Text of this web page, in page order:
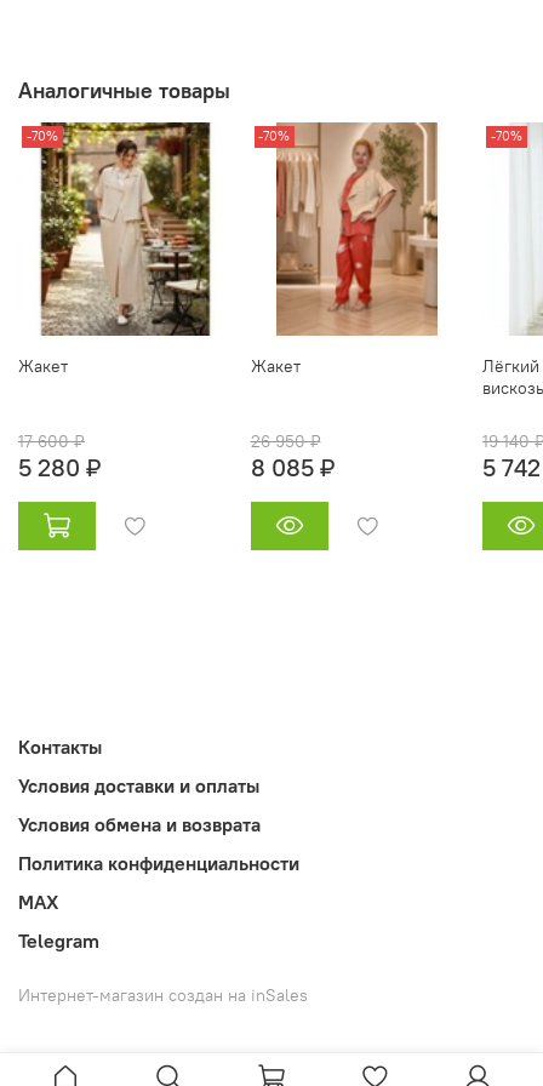
Аналогичные товары
-70%
Жакет
17 600 ₽
5 280 ₽
-70%
Жакет
26 950 ₽
8 085 ₽
-70%
Лёгкий
19 140
5
Контакты
Условия доставки и оплаты
Условия обмена и возврата
Политика конфиденциальности
MAX
Telegram
Интернет-магазин создан на inSales